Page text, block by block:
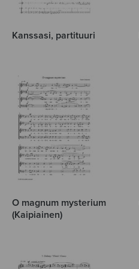
Kanssasi, partituuri
O magnum mysterium
(Kaipiainen)